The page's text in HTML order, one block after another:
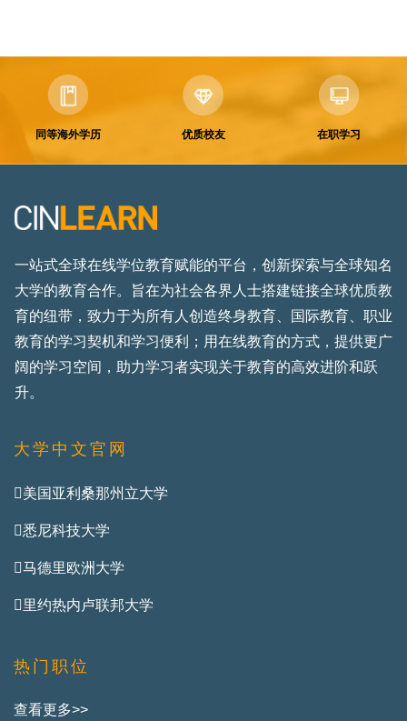
同等海外学历 优质校友 在职学习
一站式全球在线学位教育赋能的平台，创新探索与全球知名
大学的教育合作。旨在为社会各界人士搭建链接全球优质教
育的纽带，致力于为所有人创造终身教育、国际教育、职业
教育的学习契机和学习便利；用在线教育的方式，提供更广
阔的学习空间，助力学习者实现关于教育的高效进阶和跃
升。
大学中文官网
美国亚利桑那州立大学
悉尼科技大学
马德里欧洲大学
里约热内卢联邦大学
热门职位
查看更多>>